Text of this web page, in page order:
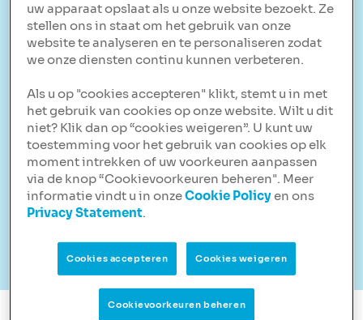
Vastgoed
Vastgoed
uw apparaat opslaat als u onze website bezoekt. Ze
stellen ons in staat om het gebruik van onze
website te analyseren en te personaliseren zodat
we onze diensten continu kunnen verbeteren.
Als u op "cookies accepteren" klikt, stemt u in met
het gebruik van cookies op onze website. Wilt u dit
niet? Klik dan op “cookies weigeren”. U kunt uw
toestemming voor het gebruik van cookies op elk
moment intrekken of uw voorkeuren aanpassen
via de knop “Cookievoorkeuren beheren". Meer
informatie vindt u in onzeCookie Policyen ons
Privacy Statement.
Cookies accepteren Cookies weigeren
Cookievoorkeuren beheren